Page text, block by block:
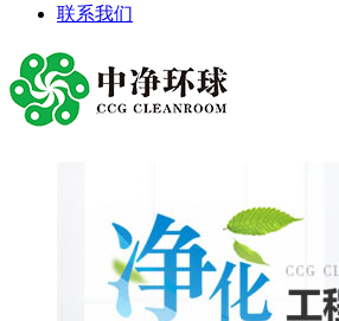
联系我们